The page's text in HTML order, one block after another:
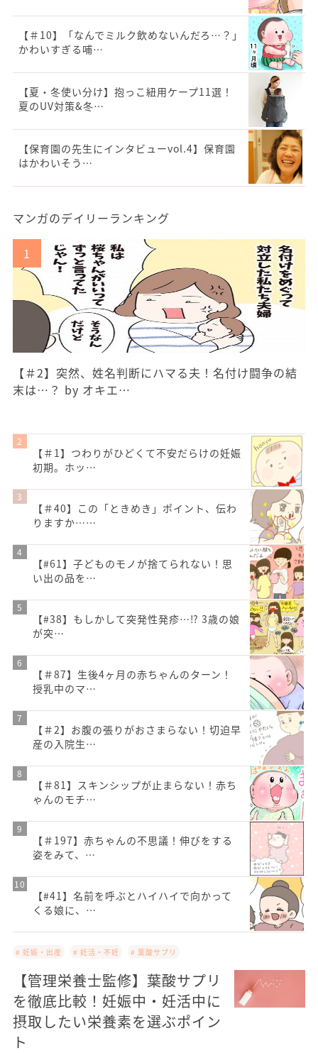
【＃10】「なんでミルク飲めないんだろ…？」
かわいすぎる哺…
【夏・冬使い分け】抱っこ紐用ケープ11選！
夏のUV対策&冬…
【保育園の先生にインタビューvol.4】保育園
はかわいそう…
マンガのデイリーランキング
【＃2】突然、姓名判断にハマる夫！名付け闘争の結
末は…？ by オキエ…
【＃1】つわりがひどくて不安だらけの妊娠
初期。ホッ…
【＃40】この「ときめき」ポイント、伝わ
りますか……
【#61】子どものモノが捨てられない！思
い出の品を…
【#38】もしかして突発性発疹…⁉︎ 3歳の娘
が突…
【＃87】生後4ヶ月の赤ちゃんのターン！
授乳中のマ…
【＃2】お腹の張りがおさまらない！切迫早
産の入院生…
【＃81】スキンシップが止まらない！赤ち
ゃんのモチ…
【＃197】赤ちゃんの不思議！伸びをする
姿をみて、…
【#41】名前を呼ぶとハイハイで向かって
くる娘に、…
# 妊娠・出産 # 妊活・不妊 # 葉酸サプリ
【管理栄養士監修】葉酸サプリ
を徹底比較！妊娠中・妊活中に
摂取したい栄養素を選ぶポイン
ト